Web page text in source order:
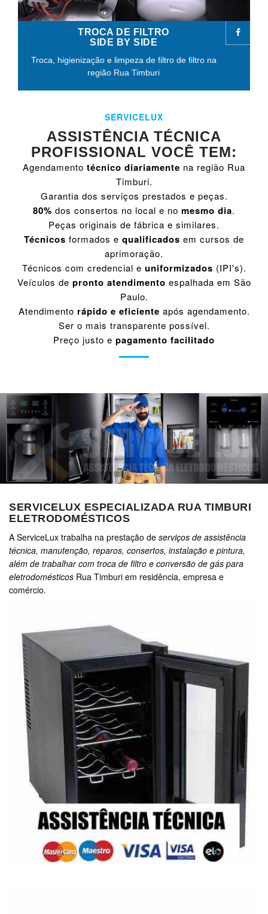
TROCA DE FILTRO
SIDE BY SIDE
Troca, higienização e limpeza de filtro de filtro na
região Rua Timburi
SERVICELUX
ASSISTÊNCIA TÉCNICA
PROFISSIONAL VOCÊ TEM:
Agendamento técnico diariamente na região Rua
Timburi.
Garantia dos serviços prestados e peças.
80% dos consertos no local e no mesmo dia.
Peças originais de fábrica e similares.
Técnicos formados e qualificados em cursos de
aprimoração.
Técnicos com credencial e uniformizados (IPI's).
Veículos de pronto atendimento espalhada em São
Paulo.
Atendimento rápido e eficiente após agendamento.
Ser o mais transparente possível.
Preço justo e pagamento facilitado
SERVICELUX ESPECIALIZADA RUA TIMBURI
ELETRODOMÉSTICOS
A ServiceLux trabalha na prestação de serviços de assistência
técnica, manutenção, reparos, consertos, instalação e pintura,
além de trabalhar com troca de filtro e conversão de gás para
eletrodomésticos Rua Timburi em residência, empresa e
comércio.